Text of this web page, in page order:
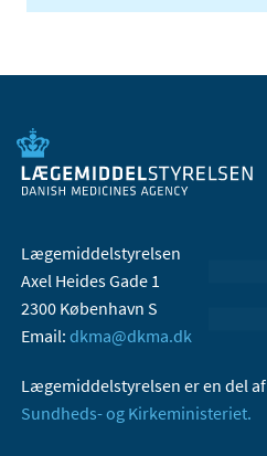
Lægemiddelstyrelsen
Axel Heides Gade 1
2300 København S
Email: dkma@dkma.dk
Lægemiddelstyrelsen er en del af
Sundheds- og Kirkeministeriet.